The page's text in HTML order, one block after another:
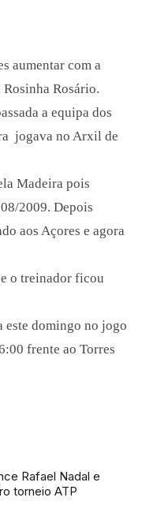
aumentar com a
Rosário.
a equipa dos
jogava no Arxil de
Madeira pois
2009. Depois
aos Açores e agora
o treinador ficou
este domingo no jogo
frente ao Torres
Rafael Nadal e
torneio ATP